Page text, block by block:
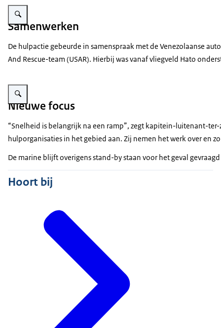
Vergroot afbeelding Militairen verplaatsen kratten met water van een schip
Samenwerken
De hulpactie gebeurde in samenspraak met de Venezolaanse
And Rescue-team (USAR). Hierbij was vanaf vliegveld Hato
Vergroot afbeelding Helikopter stijgt op, militairen zetten zich schrap.
Nieuwe focus
“Snelheid is belangrijk na een ramp”, zegt kapitein-luitenant-
hulporganisaties in het gebied aan. Zij nemen het werk over en
De marine blijft overigens stand-by staan voor het geval
Hoort bij